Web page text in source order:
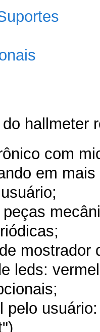
hallmeter
com
em
mostrador
leds:
pelo